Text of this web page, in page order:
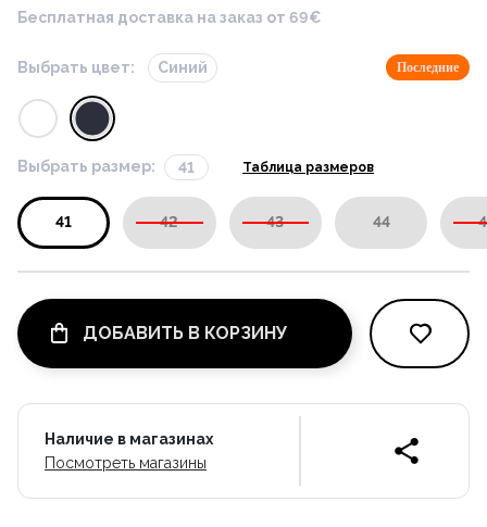
Бесплатная доставка на заказ от 69€
Выбрать цвет: Синий Последние
Выбрать размер: 41 Таблица размеров
41 42 43 44
ДОБАВИТЬ В КОРЗИНУ
Наличие в магазинах
Посмотреть магазины